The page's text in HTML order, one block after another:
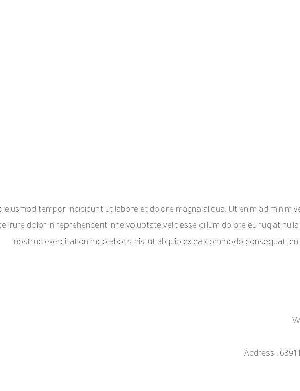
tempor incididunt ut labore et dolore magna aliqua. Ut enim ad minim
irure dolor in reprehenderit inne voluptate velit esse cillum dolore eu fugiat
nostrud exercitation mco aboris nisi ut aliquip ex ea commodo consequat.
Address : 6391